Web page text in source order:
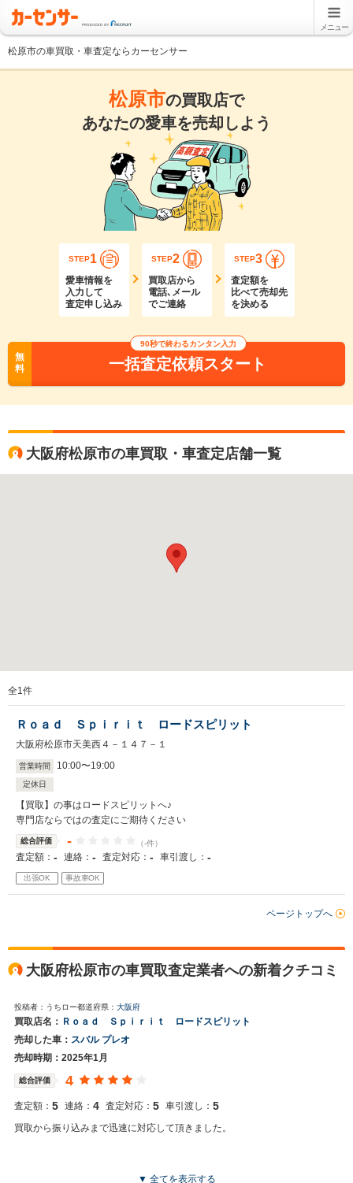
メニュー
松原市の車買取・車査定ならカーセンサー
松原市の買取店で
あなたの愛車を売却しよう
STEP1
愛車情報を
入力して
査定申し込み
STEP2
買取店から
電話､メール
でご連絡
STEP3
査定額を
比べて売却先
を決める
90秒で終わるカンタン入力
無
料
一括査定依頼スタート
大阪府松原市の車買取・車査定店舗一覧
全1件
Ｒｏａｄ Ｓｐｉｒｉｔ ロードスピリット
大阪府松原市天美西４－１４７－１
営業時間 10:00〜19:00
定休日
【買取】の事はロードスピリットへ♪
専門店ならではの査定にご期待ください
総合評価 - （-件）
査定額： - 連絡： - 査定対応： - 車引渡し： -
出張OK 事故車OK
ページトップへ
大阪府松原市の車買取査定業者への新着クチコミ
投稿者：うちロー都道府県： 大阪府
買取店名： Ｒｏａｄ Ｓｐｉｒｉｔ ロードスピリット
売却した車： スバル プレオ
売却時期：2025年1月
総合評価 4
査定額： 5 連絡： 4 査定対応： 5 車引渡し： 5
買取から振り込みまで迅速に対応して頂きました。
▼ 全てを表示する